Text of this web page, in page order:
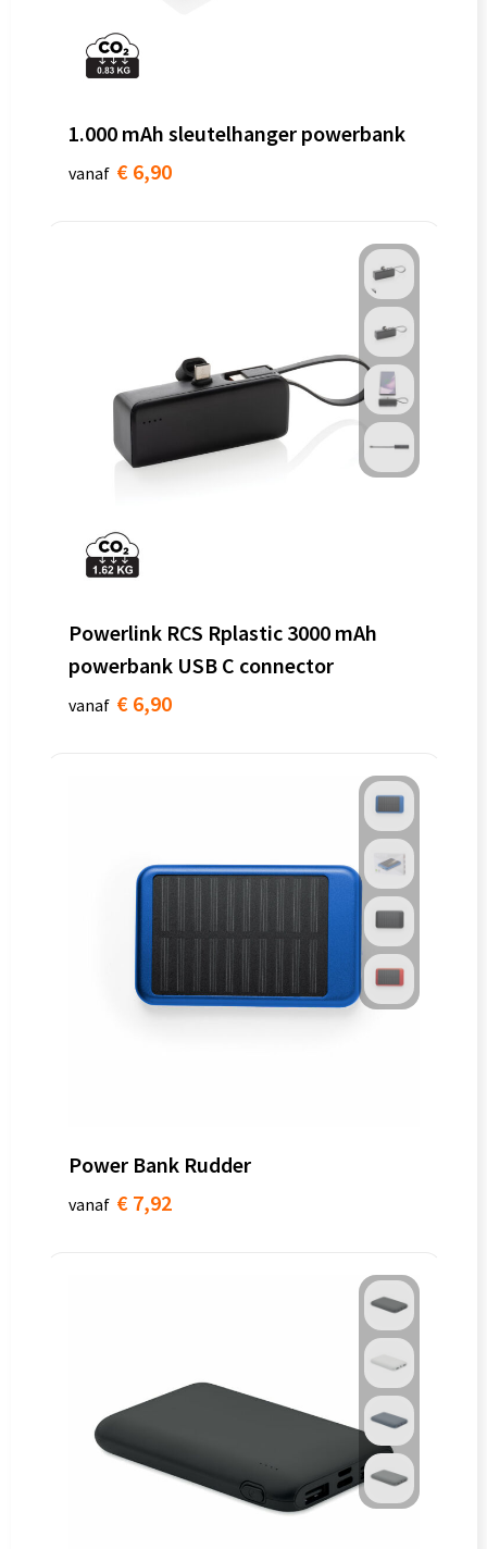
1.000 mAh sleutelhanger powerbank
vanaf € 6,90
Powerlink RCS Rplastic 3000 mAh
powerbank USB C connector
vanaf € 6,90
Power Bank Rudder
vanaf € 7,92